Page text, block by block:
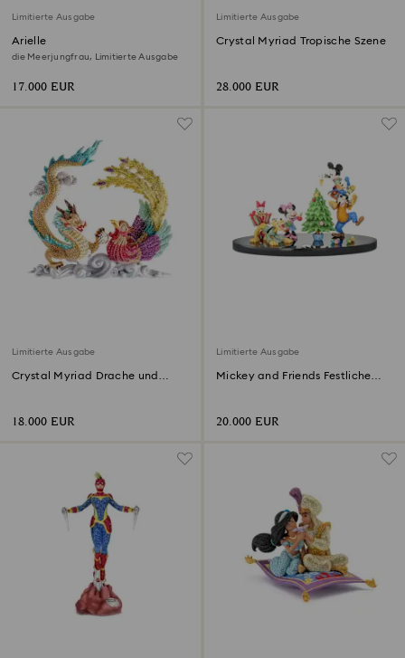
Limitierte Ausgabe
Arielle
die Meerjungfrau, Limitierte Ausgabe
17.000 EUR
Limitierte Ausgabe
Crystal Myriad Tropische Szene
28.000 EUR
Limitierte Ausgabe
Crystal Myriad Drache und
18.000 EUR
Limitierte Ausgabe
Mickey and Friends Festliche
20.000 EUR